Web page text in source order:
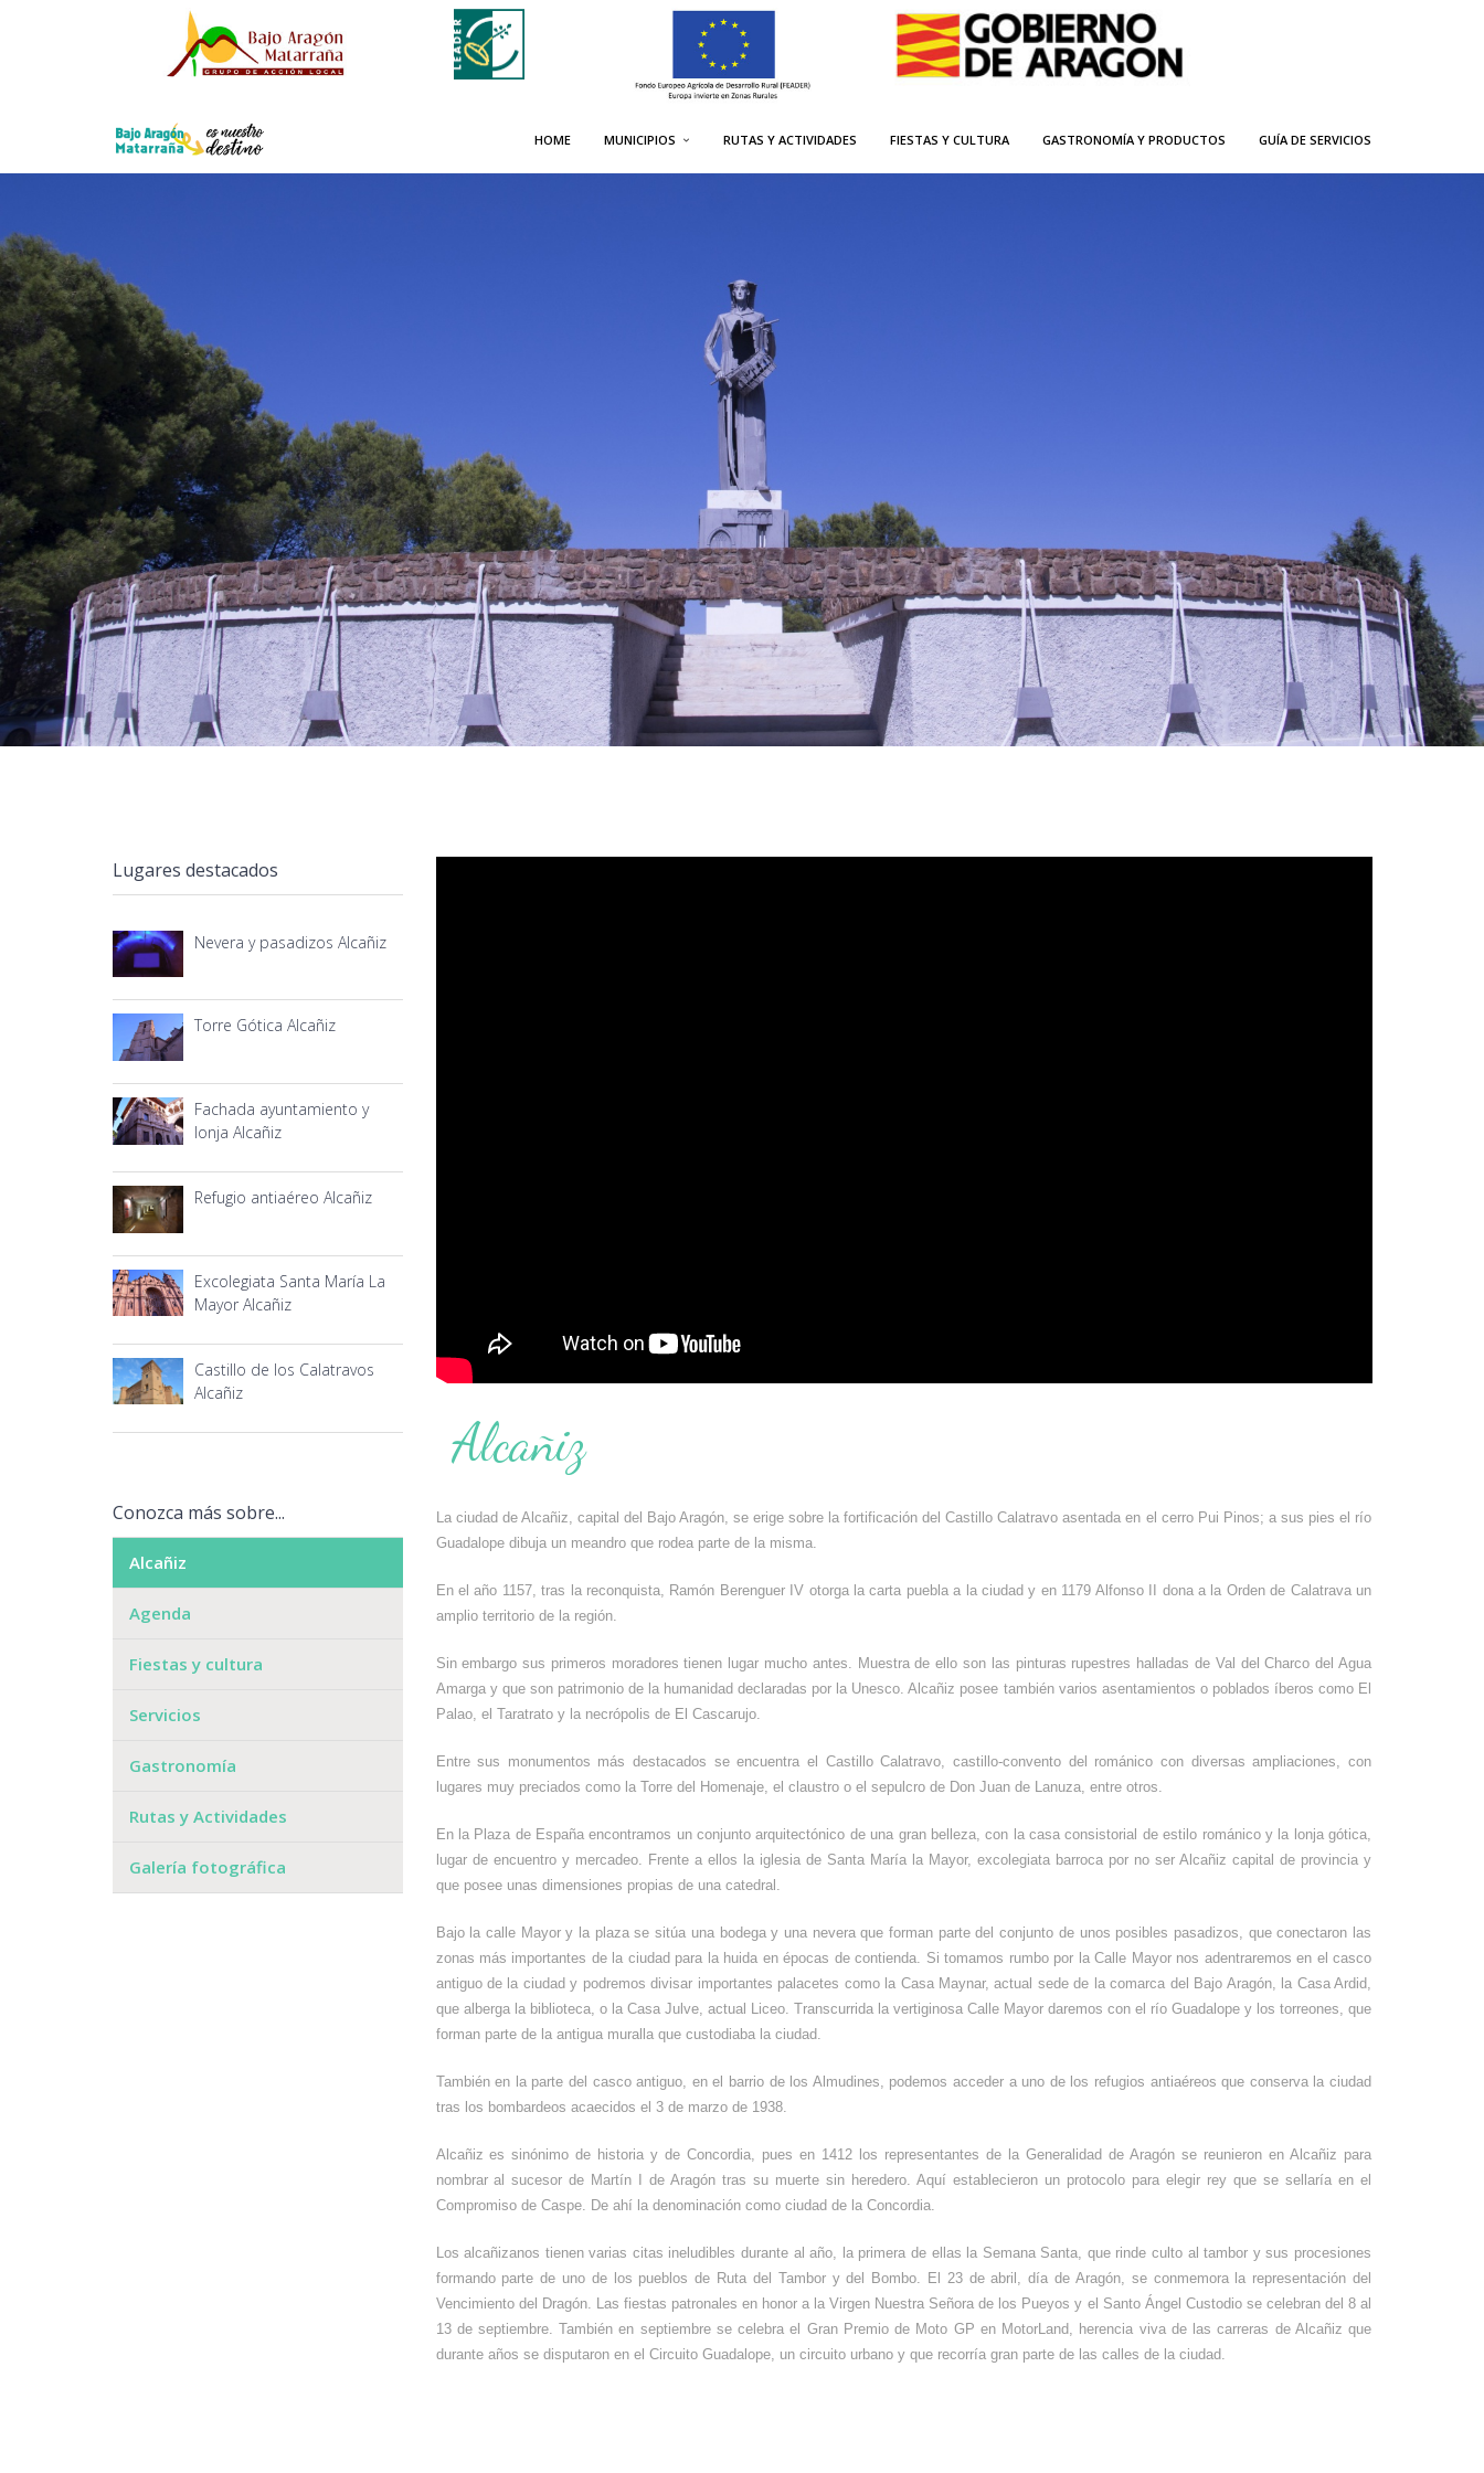
HOME MUNICIPIOS RUTAS Y ACTIVIDADES FIESTAS Y CULTURA GASTRONOMÍA Y PRODUCTOS GUÍA DE SERVICIOS
Lugares destacados
Nevera y pasadizos Alcañiz
Torre Gótica Alcañiz
Fachada ayuntamiento y
lonja Alcañiz
Refugio antiaéreo Alcañiz
Excolegiata Santa María La
Mayor Alcañiz
Castillo de los Calatravos
Alcañiz
Conozca más sobre...
Alcañiz
Agenda
Fiestas y cultura
Servicios
Gastronomía
Rutas y Actividades
Galería fotográfica
Alcañiz
La ciudad de Alcañiz, capital del Bajo Aragón, se erige sobre la fortificación del Castillo Calatravo asentada en el cerro Pui Pinos; a sus pies el río
Guadalope dibuja un meandro que rodea parte de la misma.
En el año 1157, tras la reconquista, Ramón Berenguer IV otorga la carta puebla a la ciudad y en 1179 Alfonso II dona a la Orden de Calatrava un
amplio territorio de la región.
Sin embargo sus primeros moradores tienen lugar mucho antes. Muestra de ello son las pinturas rupestres halladas de Val del Charco del Agua
Amarga y que son patrimonio de la humanidad declaradas por la Unesco. Alcañiz posee también varios asentamientos o poblados íberos como El
Palao, el Taratrato y la necrópolis de El Cascarujo.
Entre sus monumentos más destacados se encuentra el Castillo Calatravo, castillo-convento del románico con diversas ampliaciones, con
lugares muy preciados como la Torre del Homenaje, el claustro o el sepulcro de Don Juan de Lanuza, entre otros.
En la Plaza de España encontramos un conjunto arquitectónico de una gran belleza, con la casa consistorial de estilo románico y la lonja gótica,
lugar de encuentro y mercadeo. Frente a ellos la iglesia de Santa María la Mayor, excolegiata barroca por no ser Alcañiz capital de provincia y
que posee unas dimensiones propias de una catedral.
Bajo la calle Mayor y la plaza se sitúa una bodega y una nevera que forman parte del conjunto de unos posibles pasadizos, que conectaron las
zonas más importantes de la ciudad para la huida en épocas de contienda. Si tomamos rumbo por la Calle Mayor nos adentraremos en el casco
antiguo de la ciudad y podremos divisar importantes palacetes como la Casa Maynar, actual sede de la comarca del Bajo Aragón, la Casa Ardid,
que alberga la biblioteca, o la Casa Julve, actual Liceo. Transcurrida la vertiginosa Calle Mayor daremos con el río Guadalope y los torreones, que
forman parte de la antigua muralla que custodiaba la ciudad.
También en la parte del casco antiguo, en el barrio de los Almudines, podemos acceder a uno de los refugios antiaéreos que conserva la ciudad
tras los bombardeos acaecidos el 3 de marzo de 1938.
Alcañiz es sinónimo de historia y de Concordia, pues en 1412 los representantes de la Generalidad de Aragón se reunieron en Alcañiz para
nombrar al sucesor de Martín I de Aragón tras su muerte sin heredero. Aquí establecieron un protocolo para elegir rey que se sellaría en el
Compromiso de Caspe. De ahí la denominación como ciudad de la Concordia.
Los alcañizanos tienen varias citas ineludibles durante al año, la primera de ellas la Semana Santa, que rinde culto al tambor y sus procesiones
formando parte de uno de los pueblos de Ruta del Tambor y del Bombo. El 23 de abril, día de Aragón, se conmemora la representación del
Vencimiento del Dragón. Las fiestas patronales en honor a la Virgen Nuestra Señora de los Pueyos y el Santo Ángel Custodio se celebran del 8 al
13 de septiembre. También en septiembre se celebra el Gran Premio de Moto GP en MotorLand, herencia viva de las carreras de Alcañiz que
durante años se disputaron en el Circuito Guadalope, un circuito urbano y que recorría gran parte de las calles de la ciudad.